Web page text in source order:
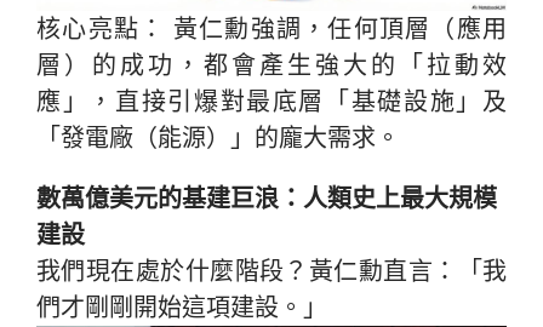
核心亮點： 黃仁勳強調，任何頂層（應用
層）的成功，都會產生強大的「拉動效
應」，直接引爆對最底層「基礎設施」及
「發電廠（能源）」的龐大需求。
數萬億美元的基建巨浪：人類史上最大規模
建設
我們現在處於什麼階段？黃仁勳直言：「我
們才剛剛開始這項建設。」